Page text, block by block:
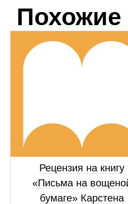
Похожие
Рецензия на книгу
«Письма на
бумаге» Карстена